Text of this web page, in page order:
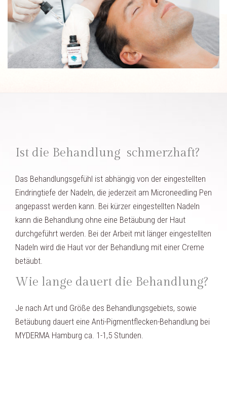
Ist die Behandlung schmerzhaft?
Das Behandlungsgefühl ist abhängig von der eingestellten
Eindringtiefe der Nadeln, die jederzeit am Microneedling Pen
angepasst werden kann. Bei kürzer eingestellten Nadeln
kann die Behandlung ohne eine Betäubung der Haut
durchgeführt werden. Bei der Arbeit mit länger eingestellten
Nadeln wird die Haut vor der Behandlung mit einer Creme
betäubt.
Wie lange dauert die Behandlung?
Je nach Art und Größe des Behandlungsgebiets, sowie
Betäubung dauert eine Anti-Pigmentflecken-Behandlung bei
MYDERMA Hamburg ca. 1-1,5 Stunden.